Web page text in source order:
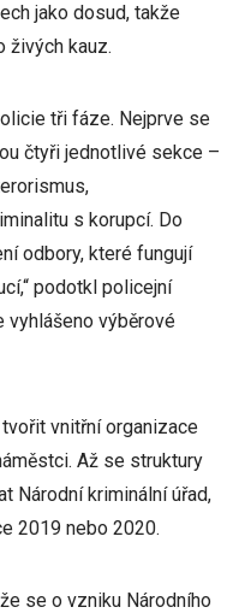
jako dosud, takže
živých kauz.
tři fáze. Nejprve se
čtyři jednotlivé sekce –
s korupcí. Do
odbory, které fungují
podotkl policejní
vyhlášeno výběrové
vnitřní organizace
Až se struktury
Národní kriminální úřad,
2019 nebo 2020.
se o vzniku Národního